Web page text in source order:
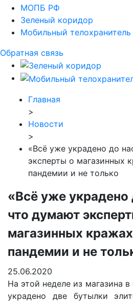
МОПБ РФ
Зеленый коридор
Мобильный телохранитель
Обратная связь
Главная
>
Новости
>
«Всё уже украдено до
эксперты о магазинных
пандемии и не только
«Всё уже украдено
что думают
магазинных
пандемии и не
25.06.2020
На этой неделе из магазина
украдено две бутылки